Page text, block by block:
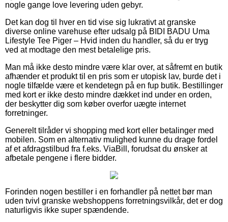
nogle gange love levering uden gebyr.
Det kan dog til hver en tid vise sig lukrativt at granske
diverse online varehuse efter udsalg på BIDI BADU Uma
Lifestyle Tee Piger – Hvid inden du handler, så du er tryg
ved at modtage den mest betalelige pris.
Man må ikke desto mindre være klar over, at såfremt en butik
afhænder et produkt til en pris som er utopisk lav, burde det i
nogle tilfælde være et kendetegn på en fup butik. Bestillinger
med kort er ikke desto mindre dækket ind under en orden,
der beskytter dig som køber overfor uægte internet
forretninger.
Generelt tilråder vi shopping med kort eller betalinger med
mobilen. Som en alternativ mulighed kunne du drage fordel
af et afdragstilbud fra f.eks. ViaBill, forudsat du ønsker at
afbetale pengene i flere bidder.
Forinden nogen bestiller i en forhandler på nettet bør man
uden tvivl granske webshoppens forretningsvilkår, det er dog
naturligvis ikke super spændende.